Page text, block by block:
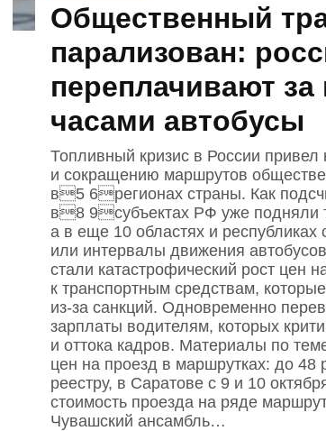
Общественный
парализован:
переплачивают
часами автобусы
Топливный кризис в России привел
и сокращению маршрутов
в5 6регионах страны. Как
в8 9субъектах РФ уже подняли
а в еще 10 областях и республиках
или интервалы движения
стали катастрофический рост цен
к транспортным средствам,
из‑за санкций. Одновременно
зарплаты водителям, которых
и оттока кадров. Материалы по
цен на проезд в маршрутках: до 48
реестру, в Саратове с 9 и 10
стоимость проезда на ряде
Чувашский ансамбль…